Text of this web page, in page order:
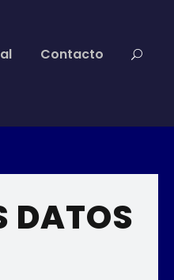
Contacto
DATOS